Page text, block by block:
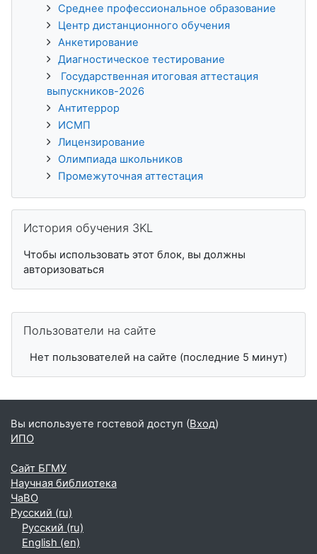
Среднее профессиональное образование
Центр дистанционного обучения
Анкетирование
Диагностическое тестирование
Государственная итоговая аттестация
выпускников-2026
Антитеррор
ИСМП
Лицензирование
Олимпиада школьников
Промежуточная аттестация
История обучения 3KL
Чтобы использовать этот блок, вы должны
авторизоваться
Пользователи на сайте
Нет пользователей на сайте (последние 5 минут)
Вы используете гостевой доступ (Вход)
ИПО
Сайт БГМУ
Научная библиотека
ЧаВО
Русский ‎(ru)‎
Русский ‎(ru)‎
English ‎(en)‎